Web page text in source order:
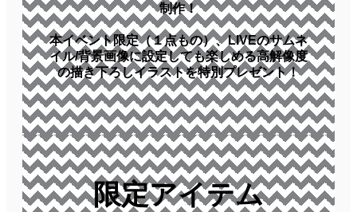
制作！
本イベント限定（１点もの）、LIVEのサムネ
イル/背景画像に設定しても楽しめる高解像度
の描き下ろしイラストを特別プレゼント！
限定アイテム